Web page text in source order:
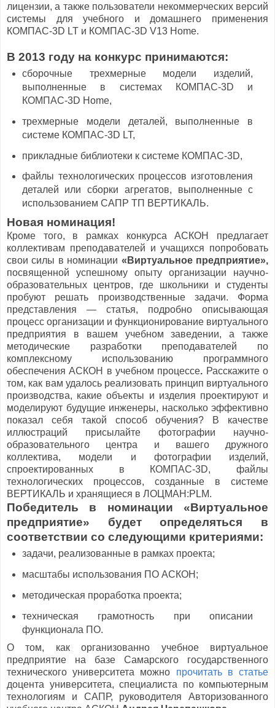
лицензии, а также пользователи некоммерческих версий
системы для учебного и домашнего применения
КОМПАС-3D LT и КОМПАС-3D V13 Home.
В 2013 году на конкурс принимаются:
сборочные трехмерные модели изделий,
выполненные в системах КОМПАС-3D и
КОМПАС-3D Home,
трехмерные модели деталей, выполненные в
системе КОМПАС-3D LT,
прикладные библиотеки к системе КОМПАС-3D,
файлы технологических процессов изготовления
деталей или сборки агрегатов, выполненные с
использованием САПР ТП ВЕРТИКАЛЬ.
Новая номинация!
Кроме того, в рамках конкурса АСКОН предлагает
коллективам преподавателей и учащихся попробовать
свои силы в номинации «Виртуальное предприятие»,
посвященной успешному опыту организации научно-
образовательных центров, где школьники и студенты
пробуют решать производственные задачи. Форма
представления — статья, подробно описывающая
процесс организации и функционирование виртуального
предприятия в вашем учебном заведении, а также
методические разработки преподавателей по
комплексному использованию программного
обеспечения АСКОН в учебном процессе. Расскажите о
том, как вам удалось реализовать принцип виртуального
производства, какие объекты и изделия проектируют и
моделируют будущие инженеры, насколько эффективно
показал себя такой способ обучения? В качестве
иллюстраций присылайте фотографии научно-
образовательного центра и вашего дружного
коллектива, модели и фотографии изделий,
спроектированных в КОМПАС-3D, файлы
технологических процессов, созданные в системе
ВЕРТИКАЛЬ и хранящиеся в ЛОЦМАН:PLM.
Победитель в номинации «Виртуальное
предприятие» будет определяться в
соответствии со следующими критериями:
задачи, реализованные в рамках проекта;
масштабы использования ПО АСКОН;
методическая проработка проекта;
техническая грамотность при описании
функционала ПО.
О том, как организованно учебное виртуальное
предприятие на базе Самарского государственного
технического университета можно прочитать в статье
доцента университета, специалиста по компьютерным
технологиям и САПР, руководителя Авторизованного